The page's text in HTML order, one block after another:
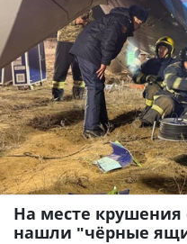
На месте крушения
нашли "чёрные